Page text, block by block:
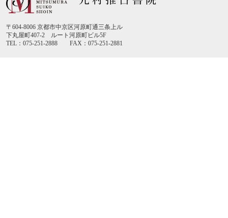
〒604-8006 京都市中京区河原町通三条上ル
下丸屋町407-2 ルート河原町ビル5F
TEL：075-251-2888 FAX：075-251-2881